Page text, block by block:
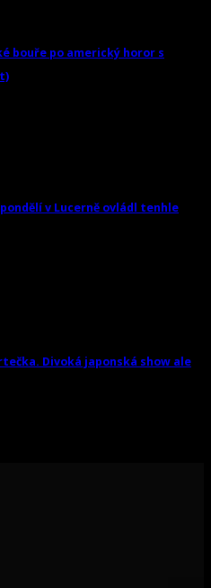
bouře po americký horor s
v Lucerně ovládl tenhle
Divoká japonská show ale